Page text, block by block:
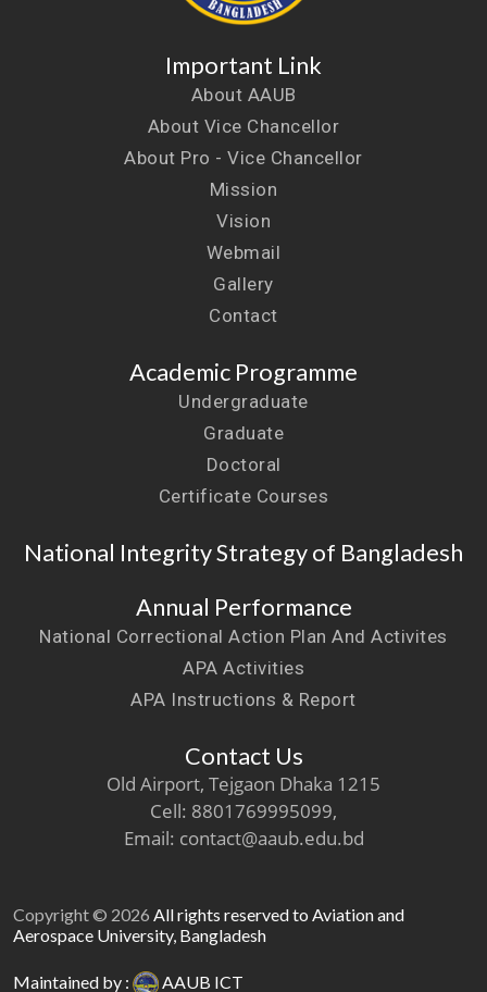
Important Link
About AAUB
About Vice Chancellor
About Pro - Vice Chancellor
Mission
Vision
Webmail
Gallery
Contact
Academic Programme
Undergraduate
Graduate
Doctoral
Certificate Courses
National Integrity Strategy of Bangladesh
Annual Performance
National Correctional Action Plan And Activites
APA Activities
APA Instructions & Report
Contact Us
Old Airport, Tejgaon Dhaka 1215
Cell: 8801769995099,
Email: contact@aaub.edu.bd
Copyright © 2026 All rights reserved to Aviation and
Aerospace University, Bangladesh
Maintained by : AAUB ICT